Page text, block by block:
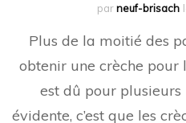
parneuf-brisach
Plus de la moitié des
obtenir une crèche pour
est dû pour plusieurs
évidente, c’est que les